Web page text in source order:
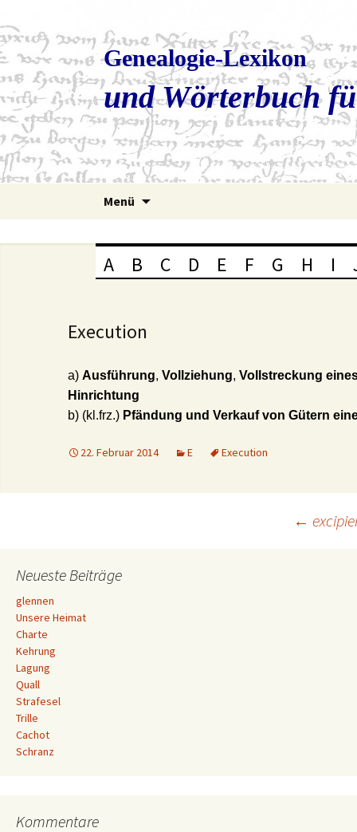
Genealogie-Lexikon
und Wörterbuch
Menü
A B C D E F G H I
Execution
a) Ausführung, Vollziehung, Vollstreckung
Hinrichtung
b) (kl.frz.) Pfändung und Verkauf von Gütern
22. Februar 2014 E Execution
Navigation
←
Neueste Beiträge
glennen
Unsere Heimat
Charte
Kehrung
Lagung
Quall
Strafesel
Trille
Cachot
Schranz
Kommentare